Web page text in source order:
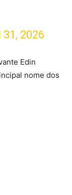
31, 2026
Edin
nome dos